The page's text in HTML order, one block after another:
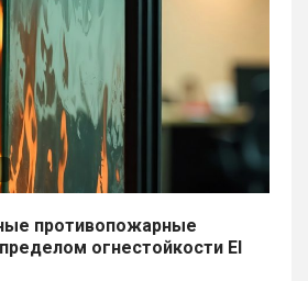
противопожарные
огнестойкости EI